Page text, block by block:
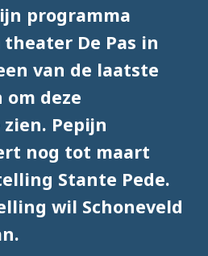
programma
De Pas in
van de laatste
deze
Pepijn
nog tot maart
Stante Pede.
wil Schoneveld